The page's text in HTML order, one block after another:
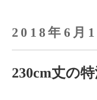
2018年6月
230cm丈の